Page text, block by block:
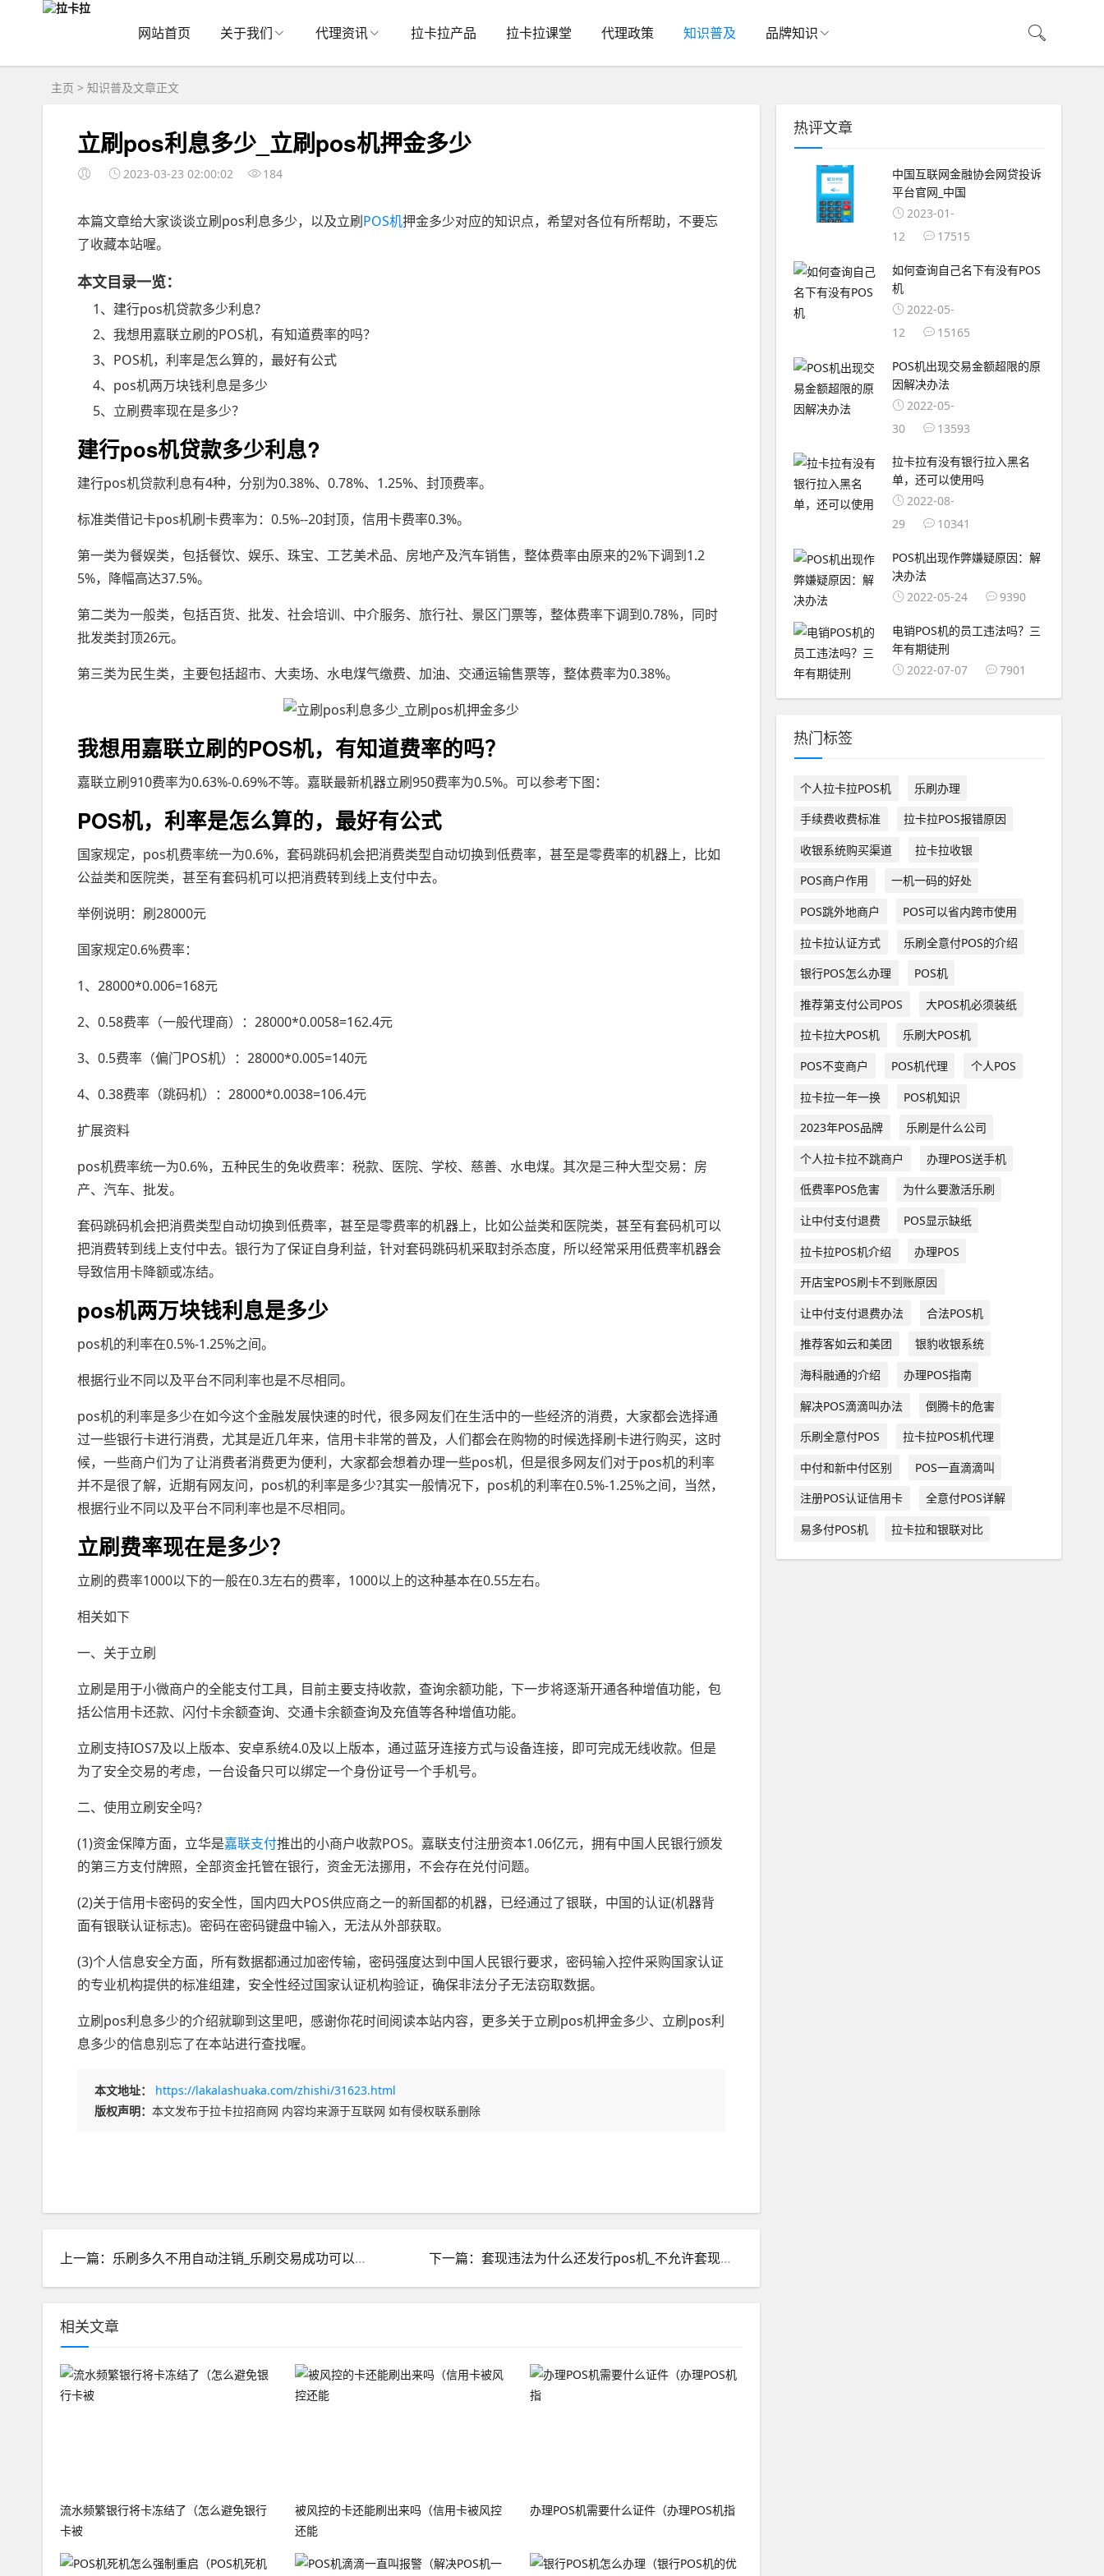
网站首页 关于我们 代理资讯 拉卡拉产品 拉卡拉课堂 代理政策 知识普及 品牌知识
主页 > 知识普及文章正文
立刷pos利息多少_立刷pos机押金多少
2023-03-23 02:00:02 184
本篇文章给大家谈谈立刷pos利息多少，以及立刷POS机押金多少对应的知识点，希望对各位有所帮助，不要忘
了收藏本站喔。
本文目录一览：
1、建行pos机贷款多少利息?
2、我想用嘉联立刷的POS机，有知道费率的吗？
3、POS机，利率是怎么算的，最好有公式
4、pos机两万块钱利息是多少
5、立刷费率现在是多少？
建行pos机贷款多少利息?
建行pos机贷款利息有4种，分别为0.38%、0.78%、1.25%、封顶费率。
标准类借记卡pos机刷卡费率为：0.5%--20封顶，信用卡费率0.3%。
第一类为餐娱类，包括餐饮、娱乐、珠宝、工艺美术品、房地产及汽车销售，整体费率由原来的2%下调到1.2
5%，降幅高达37.5%。
第二类为一般类，包括百货、批发、社会培训、中介服务、旅行社、景区门票等，整体费率下调到0.78%，同时
批发类封顶26元。
第三类为民生类，主要包括超市、大卖场、水电煤气缴费、加油、交通运输售票等，整体费率为0.38%。
我想用嘉联立刷的POS机，有知道费率的吗？
嘉联立刷910费率为0.63%-0.69%不等。嘉联最新机器立刷950费率为0.5%。可以参考下图：
POS机，利率是怎么算的，最好有公式
国家规定，pos机费率统一为0.6%，套码跳码机会把消费类型自动切换到低费率，甚至是零费率的机器上，比如
公益类和医院类，甚至有套码机可以把消费转到线上支付中去。
举例说明：刷28000元
国家规定0.6%费率：
1、28000*0.006=168元
2、0.58费率（一般代理商）：28000*0.0058=162.4元
3、0.5费率（偏门POS机）：28000*0.005=140元
4、0.38费率（跳码机）：28000*0.0038=106.4元
扩展资料
pos机费率统一为0.6%，五种民生的免收费率：税款、医院、学校、慈善、水电煤。其次是三种大型交易：房
产、汽车、批发。
套码跳码机会把消费类型自动切换到低费率，甚至是零费率的机器上，比如公益类和医院类，甚至有套码机可以
把消费转到线上支付中去。银行为了保证自身利益，针对套码跳码机采取封杀态度，所以经常采用低费率机器会
导致信用卡降额或冻结。
pos机两万块钱利息是多少
pos机的利率在0.5%-1.25%之间。
根据行业不同以及平台不同利率也是不尽相同。
pos机的利率是多少在如今这个金融发展快速的时代，很多网友们在生活中的一些经济的消费，大家都会选择通
过一些银行卡进行消费，尤其是近几年来，信用卡非常的普及，人们都会在购物的时候选择刷卡进行购买，这时
候，一些商户们为了让消费者消费更为便利，大家都会想着办理一些pos机，但是很多网友们对于pos机的利率
并不是很了解，近期有网友问，pos机的利率是多少?其实一般情况下，pos机的利率在0.5%-1.25%之间，当然，
根据行业不同以及平台不同利率也是不尽相同。
立刷费率现在是多少？
立刷的费率1000以下的一般在0.3左右的费率，1000以上的这种基本在0.55左右。
相关如下
一、关于立刷
立刷是用于小微商户的全能支付工具，目前主要支持收款，查询余额功能，下一步将逐渐开通各种增值功能，包
括公信用卡还款、闪付卡余额查询、交通卡余额查询及充值等各种增值功能。
立刷支持IOS7及以上版本、安卓系统4.0及以上版本，通过蓝牙连接方式与设备连接，即可完成无线收款。但是
为了安全交易的考虑，一台设备只可以绑定一个身份证号一个手机号。
二、使用立刷安全吗？
(1)资金保障方面，立华是嘉联支付推出的小商户收款POS。嘉联支付注册资本1.06亿元，拥有中国人民银行颁发
的第三方支付牌照，全部资金托管在银行，资金无法挪用，不会存在兑付问题。
(2)关于信用卡密码的安全性，国内四大POS供应商之一的新国都的机器，已经通过了银联，中国的认证(机器背
面有银联认证标志)。密码在密码键盘中输入，无法从外部获取。
(3)个人信息安全方面，所有数据都通过加密传输，密码强度达到中国人民银行要求，密码输入控件采购国家认证
的专业机构提供的标准组建，安全性经过国家认证机构验证，确保非法分子无法窃取数据。
立刷pos利息多少的介绍就聊到这里吧，感谢你花时间阅读本站内容，更多关于立刷pos机押金多少、立刷pos利
息多少的信息别忘了在本站进行查找喔。
本文地址：
https://lakalashuaka.com/zhishi/31623.html
版权声明： 本文发布于拉卡拉招商网 内容均来源于互联网 如有侵权联系删除
上一篇：乐刷多久不用自动注销_乐刷交易成功可以撤销嘛 下一篇：套现违法为什么还发行pos机_不允许套现为什么还有pos机
相关文章
流水频繁银行将卡冻结了（怎么避免银行
卡被
被风控的卡还能刷出来吗（信用卡被风控
还能
办理POS机需要什么证件（办理POS机指
热评文章
中国互联网金融协会网贷投诉
平台官网_中国
2023-01-
12
17515
如何查询自己名下有没有POS
机
2022-05-
12
15165
POS机出现交易金额超限的原
因解决办法
2022-05-
30
13593
拉卡拉有没有银行拉入黑名
单，还可以使用吗
2022-08-
29
10341
POS机出现作弊嫌疑原因：解
决办法
2022-05-24
9390
电销POS机的员工违法吗？三
年有期徒刑
2022-07-07
7901
热门标签
个人拉卡拉POS机
乐刷办理
手续费收费标准
拉卡拉POS报错原因
收银系统购买渠道
拉卡拉收银
POS商户作用
一机一码的好处
POS跳外地商户
POS可以省内跨市使用
拉卡拉认证方式
乐刷全意付POS的介绍
银行POS怎么办理
POS机
推荐第支付公司POS
大POS机必须装纸
拉卡拉大POS机
乐刷大POS机
POS不变商户
POS机代理
个人POS
拉卡拉一年一换
POS机知识
2023年POS品牌
乐刷是什么公司
个人拉卡拉不跳商户
办理POS送手机
低费率POS危害
为什么要激活乐刷
让中付支付退费
POS显示缺纸
拉卡拉POS机介绍
办理POS
开店宝POS刷卡不到账原因
让中付支付退费办法
合法POS机
推荐客如云和美团
银豹收银系统
海科融通的介绍
办理POS指南
解决POS滴滴叫办法
倒腾卡的危害
乐刷全意付POS
拉卡拉POS机代理
中付和新中付区别
POS一直滴滴叫
注册POS认证信用卡
全意付POS详解
易多付POS机
拉卡拉和银联对比